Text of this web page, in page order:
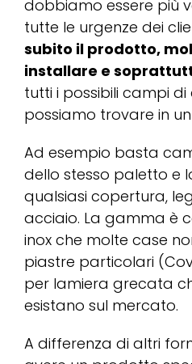
dobbiamo essere più
tutte le urgenze dei
subito il prodotto,
installare e
tutti i possibili campi
possiamo trovare in
Ad esempio basta
dello stesso paletto e
qualsiasi copertura,
acciaio. La gamma è
inox che molte case
piastre particolari
per lamiera grecata
esistano sul mercato.
A differenza di altri